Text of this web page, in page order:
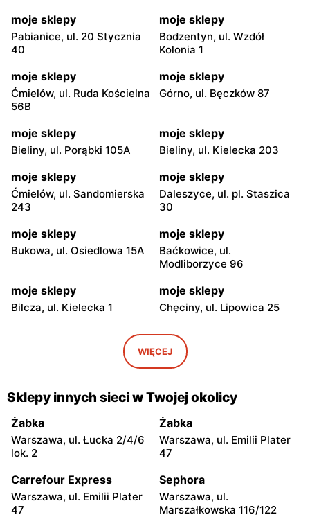
moje sklepy
Pabianice, ul. 20 Stycznia
40
moje sklepy
Bodzentyn, ul. Wzdół
Kolonia 1
moje sklepy
Ćmielów, ul. Ruda Kościelna
56B
moje sklepy
Górno, ul. Bęczków 87
moje sklepy
Bieliny, ul. Porąbki 105A
moje sklepy
Bieliny, ul. Kielecka 203
moje sklepy
Ćmielów, ul. Sandomierska
243
moje sklepy
Daleszyce, ul. pl. Staszica
30
moje sklepy
Bukowa, ul. Osiedlowa 15A
moje sklepy
Baćkowice, ul.
Modliborzyce 96
moje sklepy
Bilcza, ul. Kielecka 1
moje sklepy
Chęciny, ul. Lipowica 25
Iwaniska, ul. Ujazdowska 5
moje sklepy
Bogoria, ul. Rynek 30
Gorzyce, ul. Szkolna 44 Grębów, ul. Wydrza 180
moje sklepy
Jadachy, ul. Jadachy 111
moje sklepy
Jeżowe, ul. Zalesie 77
Kazimierza Wielka, ul.
Kolejowa 15
Kamień, ul. Błonie 23
WIĘCEJ
Sklepy innych sieci w Twojej okolicy
Żabka
Warszawa, ul. Łucka 2/4/6
lok. 2
Żabka
Warszawa, ul. Emilii Plater
47
Carrefour Express
Warszawa, ul. Emilii Plater
47
Sephora
Warszawa, ul.
Marszałkowska 116/122